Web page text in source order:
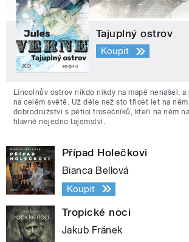
Tajuplný ostrov
Koupit
Lincolnův ostrov nikdo nikdy na mapě nenašel,
na celém světě. Už déle než sto třicet let na
dobrodružství s pěticí trosečníků, kteří na něm
hlavně nejedno tajemství.
Případ Holečkovi
Bianca Bellová
Koupit
Tropické noci
Jakub Fránek